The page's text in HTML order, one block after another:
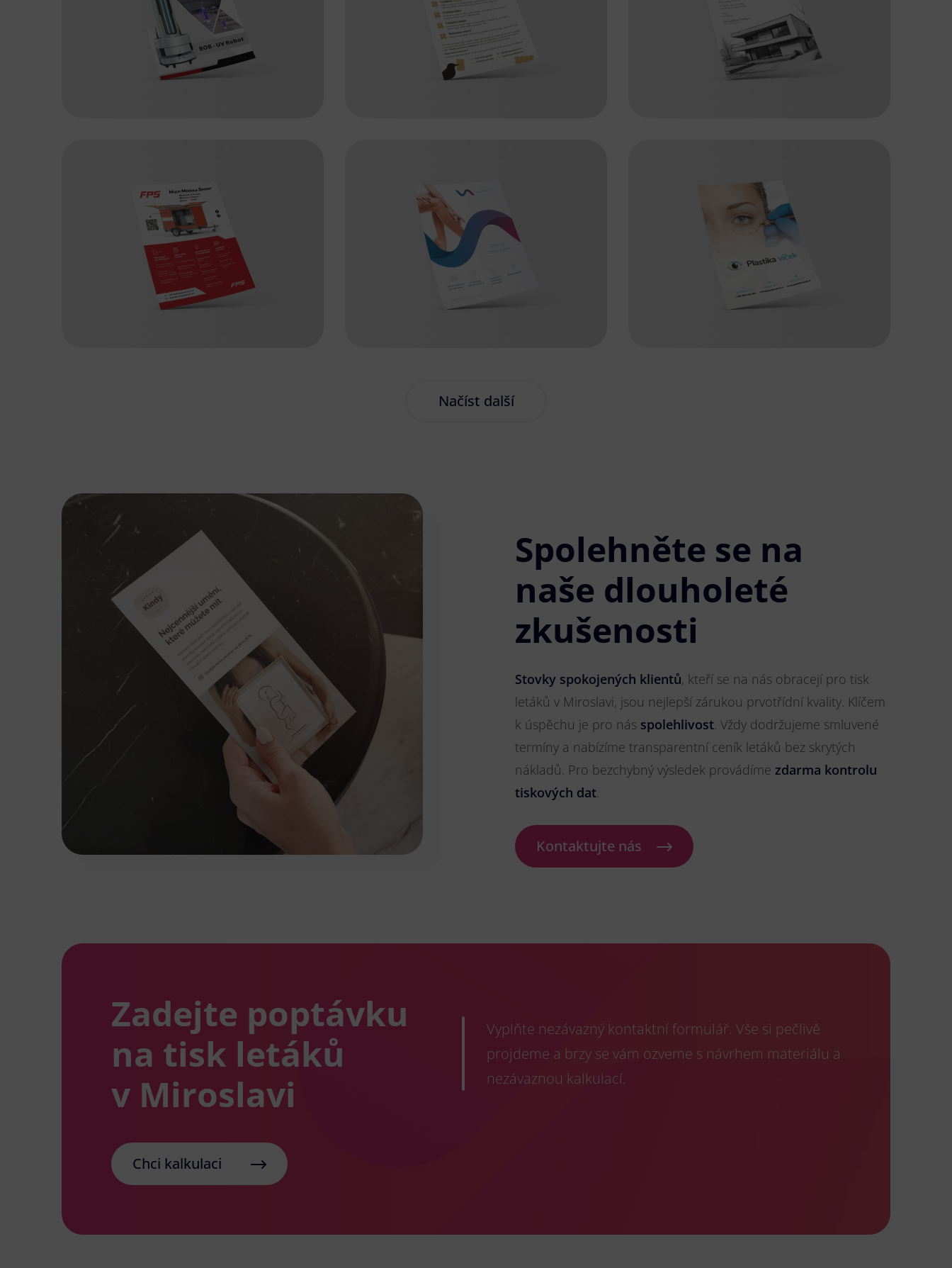
Načíst další
Spolehněte se na
naše dlouholeté
zkušenosti
Stovky spokojených klientů, kteří se na nás obracejí pro tisk
letáků v Miroslavi, jsou nejlepší zárukou prvotřídní kvality. Klíčem
k úspěchu je pro nás spolehlivost. Vždy dodržujeme smluvené
termíny a nabízíme transparentní ceník letáků bez skrytých
nákladů. Pro bezchybný výsledek provádíme zdarma kontrolu
tiskových dat.
Kontaktujte nás
Zadejte poptávku
na tisk letáků
v Miroslavi
Vyplňte nezávazný kontaktní formulář. Vše si pečlivě
projdeme a brzy se vám ozveme s návrhem materiálu a
nezávaznou kalkulací.
Chci kalkulaci